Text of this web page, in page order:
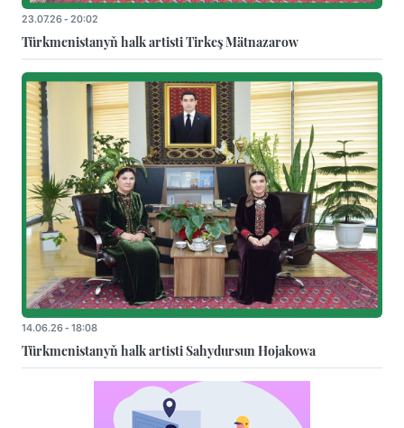
23.07.26 - 20:02
Türkmenistanyň halk artisti Tirkeş Mätnazarow
14.06.26 - 18:08
Türkmenistanyň halk artisti Sahydursun Hojakowa